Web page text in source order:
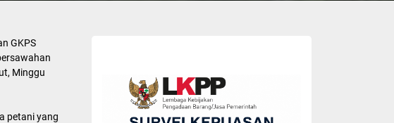
GKPS
Minggu
petani yang